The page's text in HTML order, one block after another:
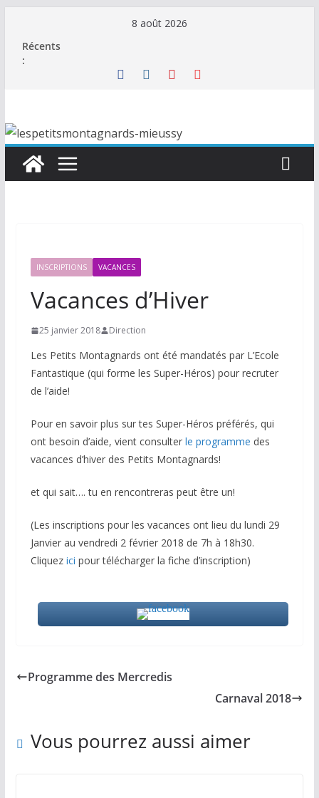
contenu
8 août 2026
Récents
:
INSCRIPTIONS VACANCES
Vacances d’Hiver
25 janvier 2018 Direction
Les Petits Montagnards ont été mandatés par L’Ecole
Fantastique (qui forme les Super-Héros) pour recruter
de l’aide!
Pour en savoir plus sur tes Super-Héros préférés, qui
ont besoin d’aide, vient consulter le programme des
vacances d’hiver des Petits Montagnards!
et qui sait…. tu en rencontreras peut être un!
(Les inscriptions pour les vacances ont lieu du lundi 29
Janvier au vendredi 2 février 2018 de 7h à 18h30.
Cliquez ici pour télécharger la fiche d’inscription)
Programme des Mercredis
Carnaval 2018
Vous pourrez aussi aimer